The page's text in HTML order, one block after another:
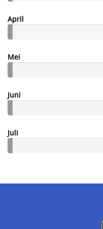
April
Mei
Juni
Juli